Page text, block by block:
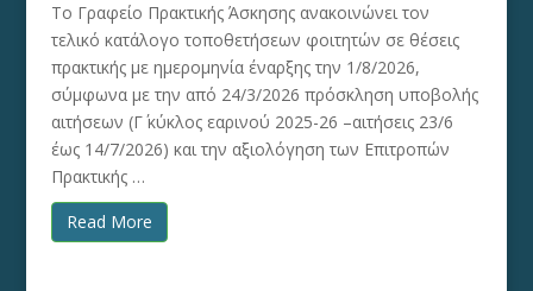
Το Γραφείο Πρακτικής Άσκησης ανακοινώνει τον
τελικό κατάλογο τοποθετήσεων φοιτητών σε θέσεις
πρακτικής με ημερομηνία έναρξης την 1/8/2026,
σύμφωνα με την από 24/3/2026 πρόσκληση υποβολής
αιτήσεων (Γ΄ κύκλος εαρινού 2025-26 –αιτήσεις 23/6
έως 14/7/2026) και την αξιολόγηση των Επιτροπών
Πρακτικής …
Read More